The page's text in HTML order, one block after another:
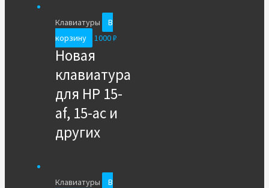
Клавиатуры
В
корзину
1000₽
Новая
клавиатура
для HP 15-
af, 15-ac и
других
Клавиатуры
В